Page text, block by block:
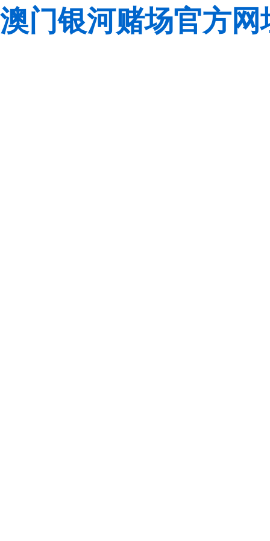
澳门银河赌场官方网